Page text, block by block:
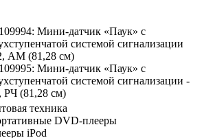
Мини-датчик «Паук» с
системой сигнализации
АМ (81,28 см)
Мини-датчик «Паук» с
системой сигнализации -
РЧ (81,28 см)
техника
DVD-плееры
iPod